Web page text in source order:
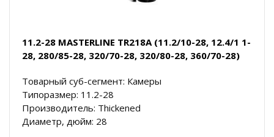
11.2-28 MASTERLINE TR218A (11.2/10-28, 12.4/1 1-
28, 280/85-28, 320/70-28, 320/80-28, 360/70-28)
Товарный суб-сегмент: Камеры
Типоразмер: 11.2-28
Производитель: Thickened
Диаметр, дюйм: 28